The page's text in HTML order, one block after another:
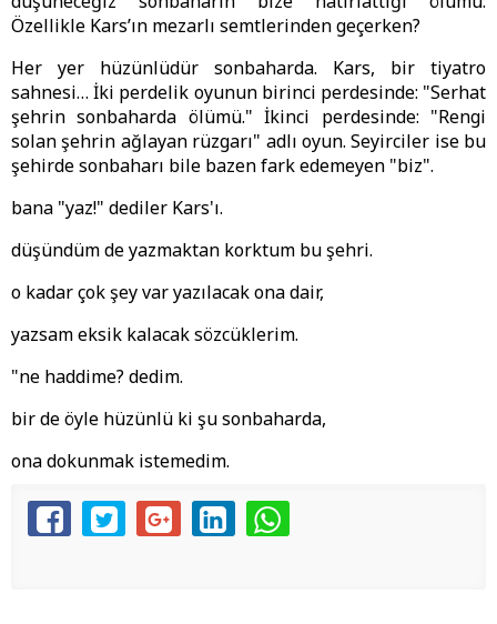
Özellikle Kars’ın mezarlı semtlerinden geçerken?
Her yer hüzünlüdür sonbaharda. Kars, bir tiyatro
sahnesi… İki perdelik oyunun birinci perdesinde: "Serhat
şehrin sonbaharda ölümü." İkinci perdesinde: "Rengi
solan şehrin ağlayan rüzgarı" adlı oyun. Seyirciler ise bu
şehirde sonbaharı bile bazen fark edemeyen "biz".
bana "yaz!" dediler Kars'ı.
düşündüm de yazmaktan korktum bu şehri.
o kadar çok şey var yazılacak ona dair,
yazsam eksik kalacak sözcüklerim.
"ne haddime? dedim.
bir de öyle hüzünlü ki şu sonbaharda,
ona dokunmak istemedim.